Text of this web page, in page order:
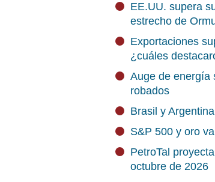
EE.UU. supera
estrecho de
Exportaciones
¿cuáles
Auge de energía
robados
Brasil y
S&P 500 y oro
PetroTal
octubre de 2026